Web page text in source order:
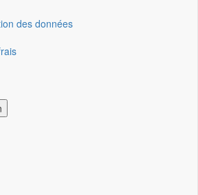
des données